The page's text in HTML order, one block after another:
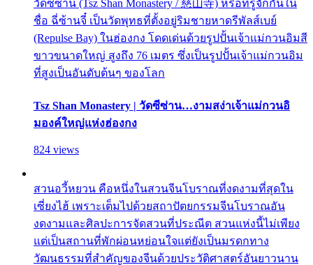
วัดซีซ่าน (Tsz Shan Monastery / 慈山寺) หรือที่รู้จักกันใน
ชื่อ ฉี่ซ้านจี๋ เป็นวัดพุทธที่ตั้งอยู่ริมชายหาดรีพัลส์เบย์
(Repulse Bay) ในฮ่องกง โดดเด่นด้วยรูปปั้นเจ้าแม่กวนอิมสี
ขาวขนาดใหญ่ สูงถึง 76 เมตร ซึ่งเป็นรูปปั้นเจ้าแม่กวนอิม
ที่สูงเป็นอันดับต้นๆ ของโลก
Tsz Shan Monastery | วัดซีซ่าน…งามสง่าเจ้าแม่กวนอิ
มองค์ใหญ่แห่งฮ่องกง
824 views
สวนอวี้หยวน คือหนึ่งในสวนจีนโบราณที่งดงามที่สุดใน
เซี่ยงไฮ้ เพราะเต็มไปด้วยสถาปัตยกรรมจีนโบราณอัน
งดงามและศิลปะการจัดสวนที่ประณีต สวนแห่งนี้ไม่เพียง
แต่เป็นสถานที่พักผ่อนหย่อนใจแต่ยังเป็นมรดกทาง
วัฒนธรรมที่สำคัญของจีนด้วยประวัติศาสตร์อันยาวนาน